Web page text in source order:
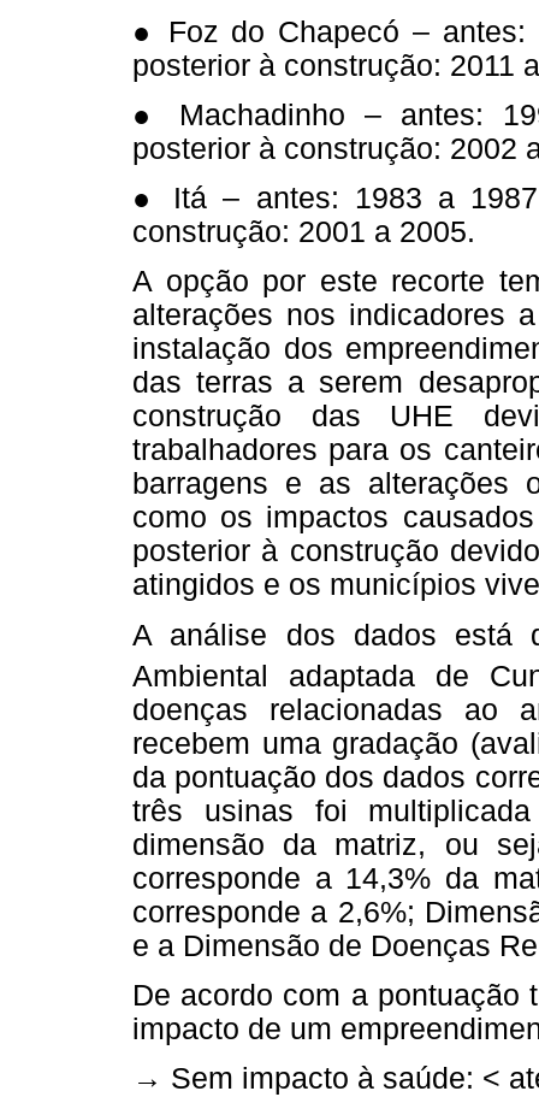
● Foz do Chapecó – antes:
posterior à construção: 2011
● Machadinho – antes:
posterior à construção: 2002
● Itá – antes: 1983 a
construção: 2001 a 2005.
A opção por este recorte
alterações nos indicadores
instalação dos
das terras a serem
construção das UHE
trabalhadores para os
barragens e as alterações
como os impactos
posterior à construção
atingidos e os municípios
A análise dos dados está
Ambiental adaptada de
doenças relacionadas ao
recebem uma gradação
da pontuação dos dados
três usinas foi
dimensão da matriz, ou
corresponde a 14,3% da
corresponde a 2,6%;
e a Dimensão de Doenças
De acordo com a pontuação
impacto de um
→ Sem impacto à saúde: <